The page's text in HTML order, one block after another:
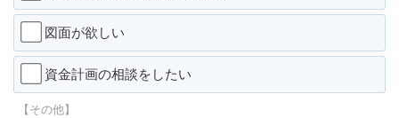
図面が欲しい
資金計画の相談をしたい
【その他】